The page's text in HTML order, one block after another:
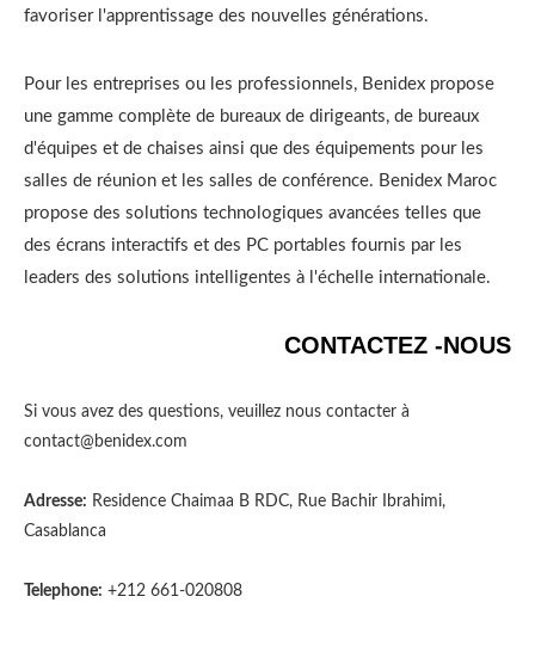
favoriser l'apprentissage des nouvelles générations.
Pour les entreprises ou les professionnels, Benidex propose
une gamme complète de bureaux de dirigeants, de bureaux
d'équipes et de chaises ainsi que des équipements pour les
salles de réunion et les salles de conférence. Benidex Maroc
propose des solutions technologiques avancées telles que
des écrans interactifs et des PC portables fournis par les
leaders des solutions intelligentes à l'échelle internationale.
CONTACTEZ -NOUS
Si vous avez des questions, veuillez nous contacter à
contact@benidex.com
Adresse: Residence Chaimaa B RDC, Rue Bachir Ibrahimi,
Casablanca
Telephone: +212 661-020808